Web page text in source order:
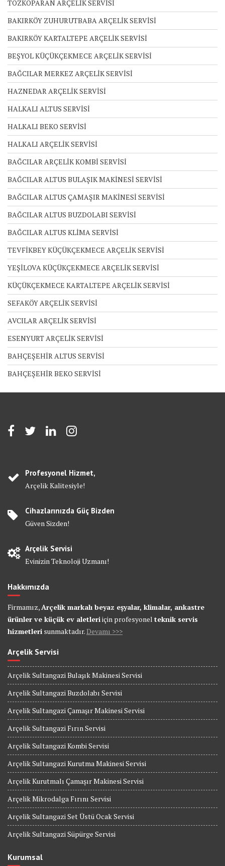
TOZKOPARAN ARÇELİK SERVİSİ
BAKIRKÖY ZUHURUTBABA ARÇELİK SERVİSİ
BAKIRKÖY KARTALTEPE ARÇELİK SERVİSİ
BEŞYOL KÜÇÜKÇEKMECE ARÇELİK SERVİSİ
BAĞCILAR MERKEZ ARÇELİK SERVİSİ
HAZNEDAR ARÇELİK SERVİSİ
HALKALI ALTUS SERVİSİ
HALKALI BEKO SERVİSİ
HALKALI ARÇELİK SERVİSİ
BAĞCILAR ARÇELİK KOMBİ SERVİSİ
BAĞCILAR ALTUS BULAŞIK MAKİNESİ SERVİSİ
BAĞCILAR ALTUS ÇAMAŞIR MAKİNESİ SERVİSİ
BAĞCILAR ALTUS BUZDOLABI SERVİSİ
BAĞCILAR ALTUS KLİMA SERVİSİ
TEVFİKBEY KÜÇÜKÇEKMECE ARÇELİK SERVİSİ
YEŞİLOVA KÜÇÜKÇEKMECE ARÇELİK SERVİSİ
KÜÇÜKÇEKMECE KARTALTEPE ARÇELİK SERVİSİ
SEFAKÖY ARÇELİK SERVİSİ
AVCILAR ARÇELİK SERVİSİ
ESENYURT ARÇELİK SERVİSİ
BAHÇEŞEHİR ALTUS SERVİSİ
BAHÇEŞEHİR BEKO SERVİSİ
Profesyonel Hizmet,
Arçelik Kalitesiyle!
Cihazlarınızda Güç Bizden
Güven Sizden!
Arçelik Servisi
Evinizin Teknoloji Uzmanı!
Hakkımızda
Firmamız,Arçelik markalı beyaz eşyalar, klimalar, ankastre
ürünler ve küçük ev aletleriiçin profesyonel teknik servis
hizmetleri sunmaktadır.Devamı >>>
Arçelik Servisi
Arçelik Sultangazi Bulaşık Makinesi Servisi
Arçelik Sultangazi Buzdolabı Servisi
Arçelik Sultangazi Çamaşır Makinesi Servisi
Arçelik Sultangazi Fırın Servisi
Arçelik Sultangazi Kombi Servisi
Arçelik Sultangazi Kurutma Makinesi Servisi
Arçelik Kurutmalı Çamaşır Makinesi Servisi
Arçelik Mikrodalga Fırını Servisi
Arçelik Sultangazi Set Üstü Ocak Servisi
Arçelik Sultangazi Süpürge Servisi
Kurumsal